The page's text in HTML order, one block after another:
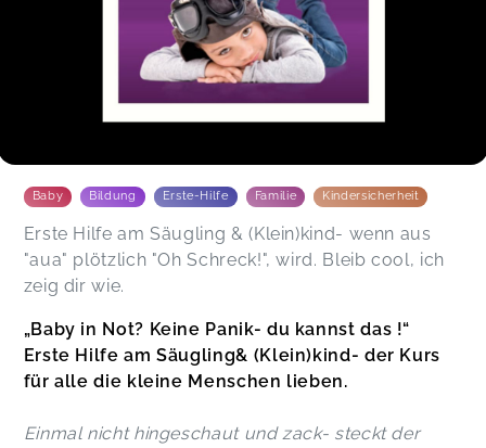
Baby Bildung Erste-Hilfe Familie Kindersicherheit
Erste Hilfe am Säugling & (Klein)kind- wenn aus
"aua" plötzlich "Oh Schreck!", wird. Bleib cool, ich
zeig dir wie.
„Baby in Not? Keine Panik- du kannst das !“
Erste Hilfe am Säugling& (Klein)kind- der Kurs
für alle die kleine Menschen lieben.
Einmal nicht hingeschaut und zack- steckt der